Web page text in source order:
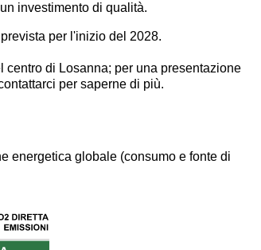
investimento di qualità.
per l'inizio del 2028.
centro di Losanna; per una presentazione
per saperne di più.
energetica globale (consumo e fonte di